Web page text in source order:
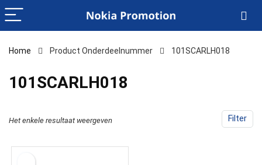
Home Product Onderdeelnummer ‎101SCARLH018
‎101SCARLH018
Filter
Het enkele resultaat weergeven